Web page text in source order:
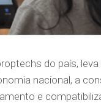
do país,
nacional, a
e